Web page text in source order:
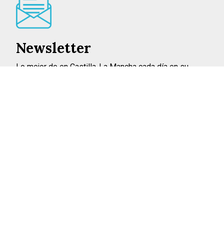
Newsletter
Lo mejor de en Castilla-La Mancha cada día en su